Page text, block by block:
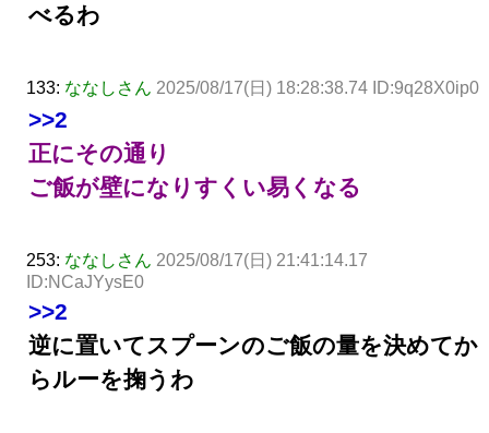
べるわ
133: ななしさん 2025/08/17(日) 18:28:38.74 ID:9q28X0ip0
>>2
正にその通り
ご飯が壁になりすくい易くなる
253: ななしさん 2025/08/17(日) 21:41:14.17
ID:NCaJYysE0
>>2
逆に置いてスプーンのご飯の量を決めてか
らルーを掬うわ